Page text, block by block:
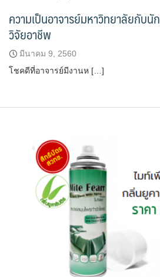
ความเป็นอาจารย์มหาวิทยาลัยกับนัก
วิจัยอาชีพ
มีนาคม 9, 2560
โชคดีที่อาจารย์มีงานห […]